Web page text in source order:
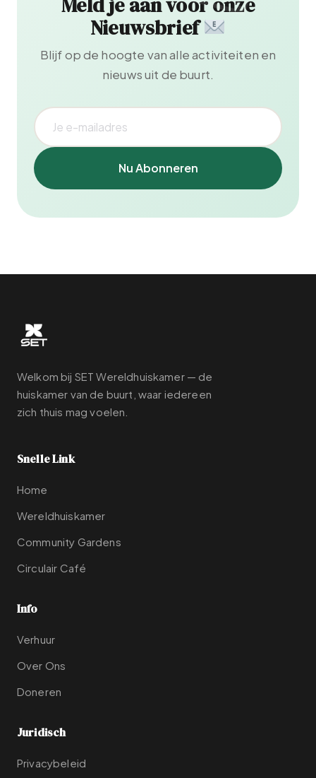
Nieuwsbrief
Blijf op de hoogte van alle activiteiten en
nieuws uit de buurt.
Nu Abonneren
Welkom bij SET Wereldhuiskamer — de
huiskamer van de buurt, waar iedereen
zich thuis mag voelen.
Snelle Link
Home
Wereldhuiskamer
Community Gardens
Circulair Café
Info
Verhuur
Over Ons
Doneren
Juridisch
Privacybeleid